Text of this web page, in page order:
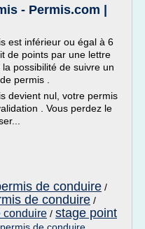
- Permis.com |
est inférieur ou égal à 6
de points par une lettre
possibilité de suivre un
permis .
devient nul, votre permis
. Vous perdez le
de conduire /
de conduire /
conduire / stage point